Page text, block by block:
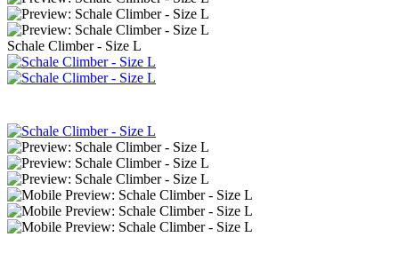
Schale Climber - Size L